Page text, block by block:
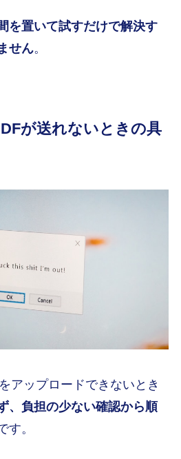
を置いて試すだけで解決す
せん。
が送れないときの具
アップロードできないとき
、負担の少ない確認から順
す。